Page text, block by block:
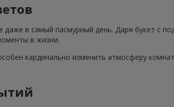
в самый пасмурный день. Даря букет с
в жизни.
кардинально изменить атмосферу